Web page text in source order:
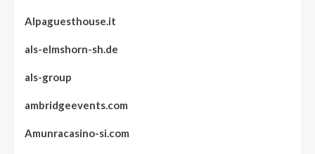
Alpaguesthouse.it
als-elmshorn-sh.de
als-group
ambridgeevents.com
Amunracasino-si.com